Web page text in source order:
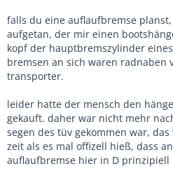
falls du eine auflaufbremse
aufgetan, der mir einen
kopf der hauptbremszylinder
bremsen an sich waren radnaben
transporter.
leider hatte der mensch den
gekauft. daher war nicht mehr
segen des tüv gekommen war,
zeit als es mal offizell hieß, dass
auflaufbremse hier in D prinzipiell